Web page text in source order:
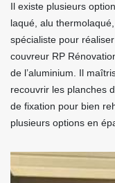
Il existe plusieurs
laqué, alu
spécialiste pour
couvreur RP
de l’aluminium. Il
recouvrir les planches
de fixation pour bien
plusieurs options en